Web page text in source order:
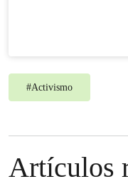
#Activismo
Artículos